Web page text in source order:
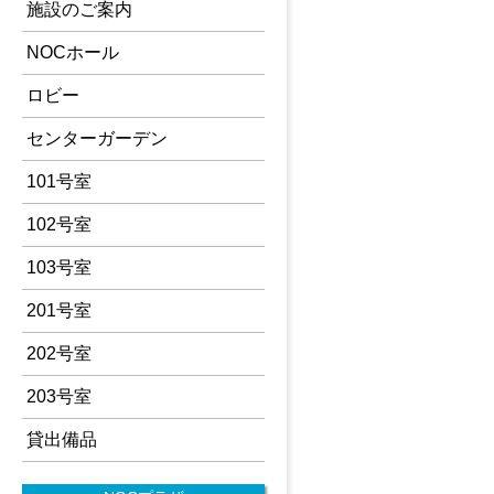
施設のご案内
NOCホール
ロビー
センターガーデン
101号室
102号室
103号室
201号室
202号室
203号室
貸出備品